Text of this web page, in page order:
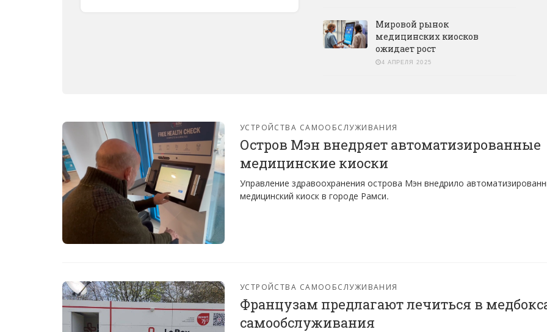
Мировой рынок
медицинских киосков
ожидает рост
4 АПРЕЛЯ 2025
УСТРОЙСТВА САМООБСЛУЖИВАНИЯ
Остров Мэн внедряет автоматизированные
медицинские киоски
Управление здравоохранения острова Мэн внедрило
медицинский киоск в городе Рамси.
УСТРОЙСТВА САМООБСЛУЖИВАНИЯ
Французам предлагают лечиться в
самообслуживания